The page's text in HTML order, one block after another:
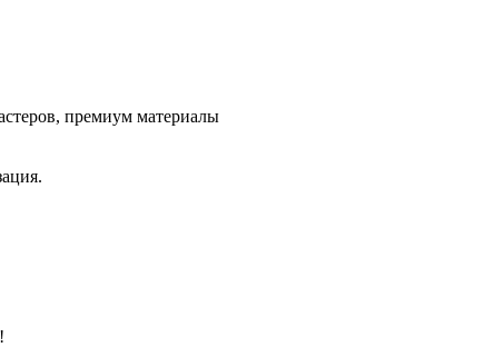
премиум материалы